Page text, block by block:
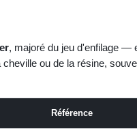
, majoré du jeu d'enfilage —
ou de la résine,
Référence